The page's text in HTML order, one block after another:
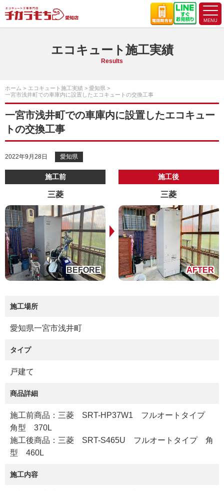
エコキュート施工実績
Results
ホーム エコキュート施工実績
愛知県
一宮市浅井町での車庫内に設置したエコキュートの交換工事
一宮市浅井町での車庫内に設置したエコキュー
トの交換工事
2022年9月28日 愛知県
施工前
三菱
施工後
三菱
施工場所
愛知県一宮市浅井町
タイプ
戸建て
商品詳細
施工前商品：三菱 SRT-HP37W1 フルオートタイプ
角型 370L
施工後商品：三菱 SRT-S465U フルオートタイプ 角
型 460L
施工内容